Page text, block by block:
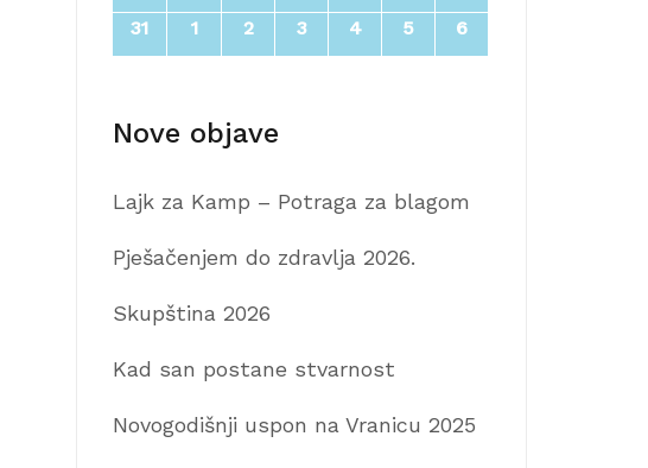
31
1 2 3 4 5 6
Nove objave
Lajk za Kamp – Potraga za blagom
Pješačenjem do zdravlja 2026.
Skupština 2026
Kad san postane stvarnost
Novogodišnji uspon na Vranicu 2025